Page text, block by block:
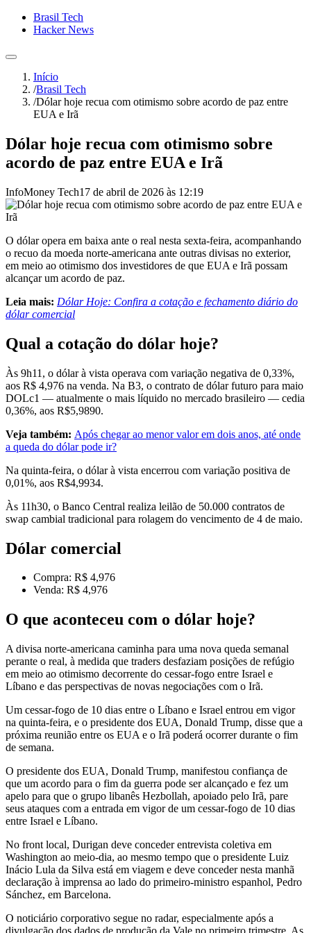
Brasil Tech
Hacker News
Início
/Brasil Tech
/Dólar hoje recua com otimismo sobre acordo de paz entre
EUA e Irã
Dólar hoje recua com otimismo sobre
acordo de paz entre EUA e Irã
InfoMoney Tech17 de abril de 2026 às 12:19
O dólar opera em baixa ante o real nesta sexta-feira, acompanhando
o recuo da moeda norte-americana ante outras divisas no exterior,
em meio ao otimismo dos investidores de que EUA e Irã possam
alcançar um acordo de paz.
Leia mais: Dólar Hoje: Confira a cotação e fechamento diário do
dólar comercial
Qual a cotação do dólar hoje?
Às 9h11, o dólar à vista operava com variação negativa de 0,33%,
aos R$ 4,976 na venda. Na B3, o contrato de dólar futuro para maio
DOLc1 — atualmente o mais líquido no mercado brasileiro — cedia
0,36%, aos R$5,9890.
Veja também: Após chegar ao menor valor em dois anos, até onde
a queda do dólar pode ir?
Na quinta-feira, o dólar à vista encerrou com variação positiva de
0,01%, aos R$4,9934.
Às 11h30, o Banco Central realiza leilão de 50.000 contratos de
swap cambial tradicional para rolagem do vencimento de 4 de maio.
Dólar comercial
Compra: R$ 4,976
Venda: R$ 4,976
O que aconteceu com o dólar hoje?
A divisa norte-americana caminha para uma nova queda semanal
perante o real, à medida que traders desfaziam posições de refúgio
em meio ao otimismo decorrente do cessar-fogo entre Israel e
Líbano e das perspectivas de novas negociações com o Irã.
Um cessar-fogo de 10 dias entre o Líbano e Israel entrou em vigor
na quinta-feira, e o presidente dos EUA, Donald Trump, disse que a
próxima reunião entre os EUA e o Irã poderá ocorrer durante o fim
de semana.
O presidente dos EUA, Donald Trump, manifestou confiança de
que um acordo para o fim da guerra pode ser alcançado e fez um
apelo para que o grupo libanês Hezbollah, apoiado pelo Irã, pare
seus ataques com a entrada em vigor de um cessar-fogo de 10 dias
entre Israel e Líbano.
No front local, Durigan deve conceder entrevista coletiva em
Washington ao meio-dia, ao mesmo tempo que o presidente Luiz
Inácio Lula da Silva está em viagem e deve conceder nesta manhã
declaração à imprensa ao lado do primeiro-ministro espanhol, Pedro
Sánchez, em Barcelona.
O noticiário corporativo segue no radar, especialmente após a